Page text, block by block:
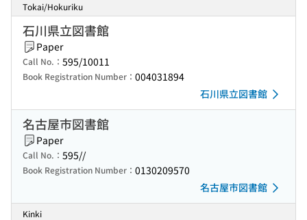
Tokai/Hokuriku
石川県立図書館
Paper
Call No.： 595/10011
Book Registration Number： 004031894
石川県立図書館
名古屋市図書館
Paper
Call No.： 595//
Book Registration Number： 0130209570
名古屋市図書館
Kinki